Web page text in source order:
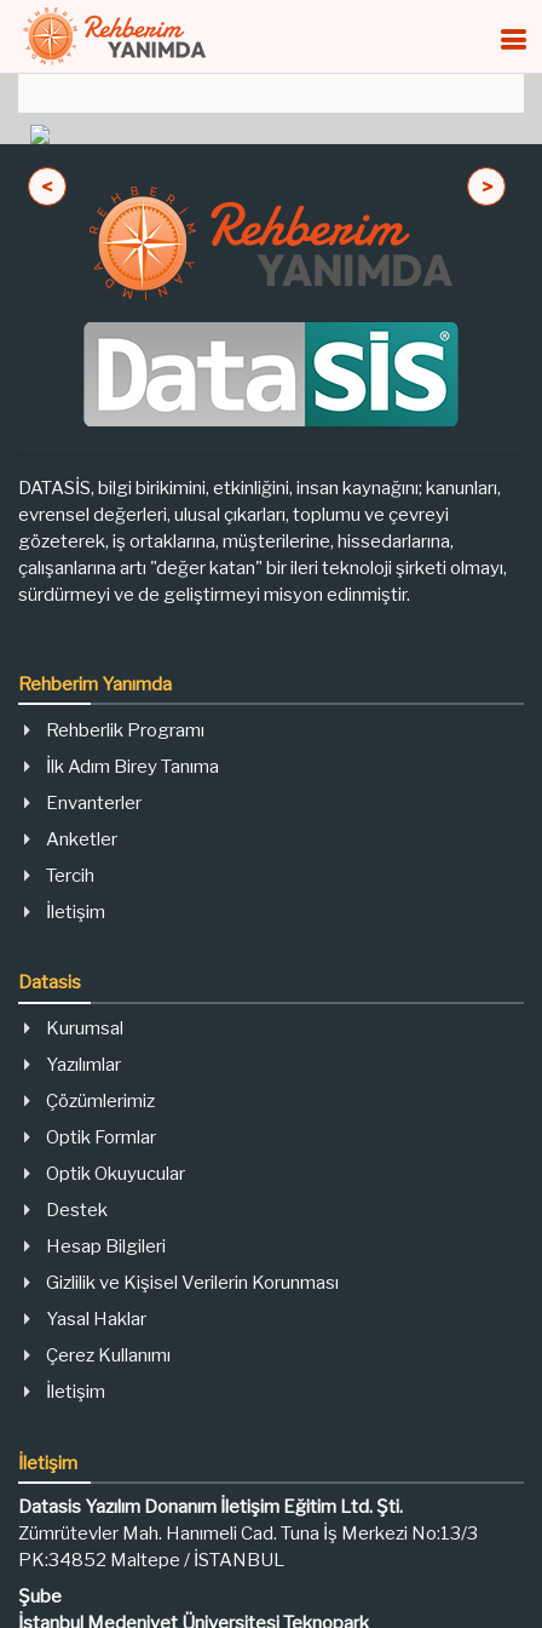
< >
DATASİS, bilgi birikimini, etkinliğini, insan kaynağını; kanunları,
evrensel değerleri, ulusal çıkarları, toplumu ve çevreyi
gözeterek, iş ortaklarına, müşterilerine, hissedarlarına,
çalışanlarına artı "değer katan" bir ileri teknoloji şirketi olmayı,
sürdürmeyi ve de geliştirmeyi misyon edinmiştir.
Rehberim Yanımda
Rehberlik Programı
İlk Adım Birey Tanıma
Envanterler
Anketler
Tercih
İletişim
Datasis
Kurumsal
Yazılımlar
Çözümlerimiz
Optik Formlar
Optik Okuyucular
Destek
Hesap Bilgileri
Gizlilik ve Kişisel Verilerin Korunması
Yasal Haklar
Çerez Kullanımı
İletişim
İletişim
Datasis Yazılım Donanım İletişim Eğitim Ltd. Şti.
Zümrütevler Mah. Hanımeli Cad. Tuna İş Merkezi No:13/3
PK:34852 Maltepe / İSTANBUL
Şube
İstanbul Medeniyet Üniversitesi Teknopark